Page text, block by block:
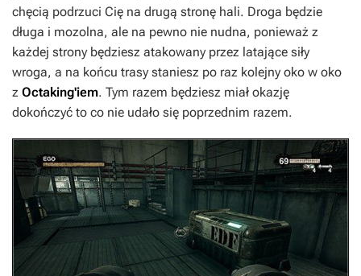
chęcią podrzuci Cię na drugą stronę hali. Droga będzie
długa i mozolna, ale na pewno nie nudna, ponieważ z
każdej strony będziesz atakowany przez latające siły
wroga, a na końcu trasy staniesz po raz kolejny oko w oko
z Octaking'iem. Tym razem będziesz miał okazję
dokończyć to co nie udało się poprzednim razem.